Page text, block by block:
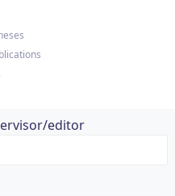
editor